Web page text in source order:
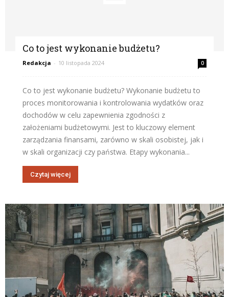
Co to jest wykonanie budżetu?
Redakcja - 10 listopada 2024 0
Co to jest wykonanie budżetu? Wykonanie budżetu to
proces monitorowania i kontrolowania wydatków oraz
dochodów w celu zapewnienia zgodności z
założeniami budżetowymi. Jest to kluczowy element
zarządzania finansami, zarówno w skali osobistej, jak i
w skali organizacji czy państwa. Etapy wykonania...
Czytaj więcej